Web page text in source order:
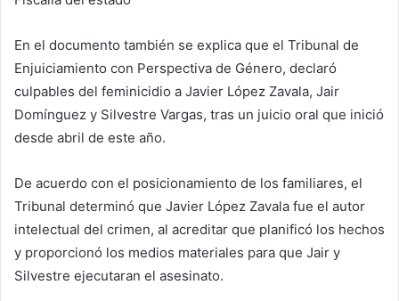
En el documento también se explica que el Tribunal de
Enjuiciamiento con Perspectiva de Género, declaró
culpables del feminicidio a Javier López Zavala, Jair
Domínguez y Silvestre Vargas, tras un juicio oral que inició
desde abril de este año.
De acuerdo con el posicionamiento de los familiares, el
Tribunal determinó que Javier López Zavala fue el autor
intelectual del crimen, al acreditar que planificó los hechos
y proporcionó los medios materiales para que Jair y
Silvestre ejecutaran el asesinato.